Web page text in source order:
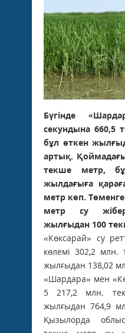
Бүгінде
секундына 660,5
бұл өткен
артық.
текше метр,
жылдағыға
метр көп.
метр су
жылғыдан 100
«Көксарай» су
көлемі 302,2 млн.
жылғыдан 138,02
«Шардара» мен
5 217,2 млн.
жылғыдан 764,9
Қызылорда